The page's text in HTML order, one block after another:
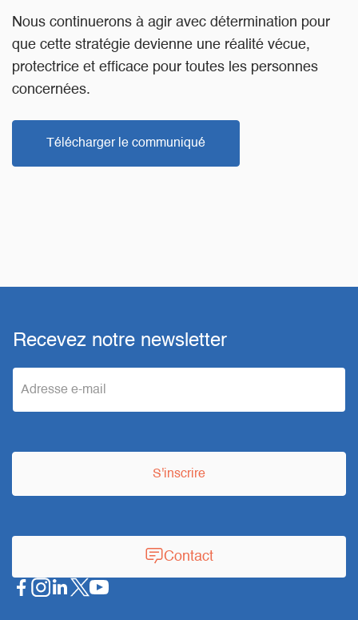
Nous continuerons à agir avec détermination pour
que cette stratégie devienne une réalité vécue,
protectrice et efficace pour toutes les personnes
concernées.
Télécharger le communiqué
Recevez notre newsletter
e
i
S'inscrire
Contact